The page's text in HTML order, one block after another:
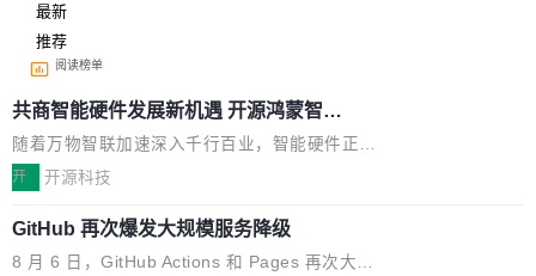
最新
推荐
阅读榜单
共商智能硬件发展新机遇 开源鸿蒙智能
硬件开发者日杭州站即将举行
随着万物智联加速深入千行百业，智能硬件正从
单点设备迈向智能化、网联化、协同化发展。作
鸿蒙通过统一技术底座和分布式能力，为不同类
型智能设备的开发、连接与互联提供关键支撑，
开 开源科技
GitHub 再次爆发大规模服务降级
8 月 6 日，GitHub Actions 和 Pages 再次大规